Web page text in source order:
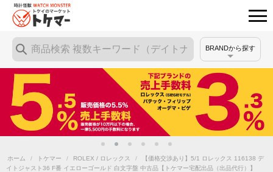
BRANDから探す
ホーム / トケマー / ROLEX / ロレックス /
【価格交渉あり】5/1 ロレックス 116138 デ
イトジャスト36 F番 イエローゴールド 白文字盤 中古品【トケマー宅配出品（出品代行）】